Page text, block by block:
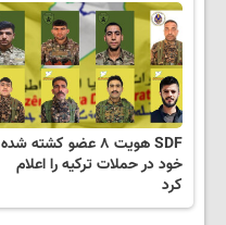
SDF هویت ۸ عضو کشته شده
خود در حملات ترکیه را اعلام
کرد